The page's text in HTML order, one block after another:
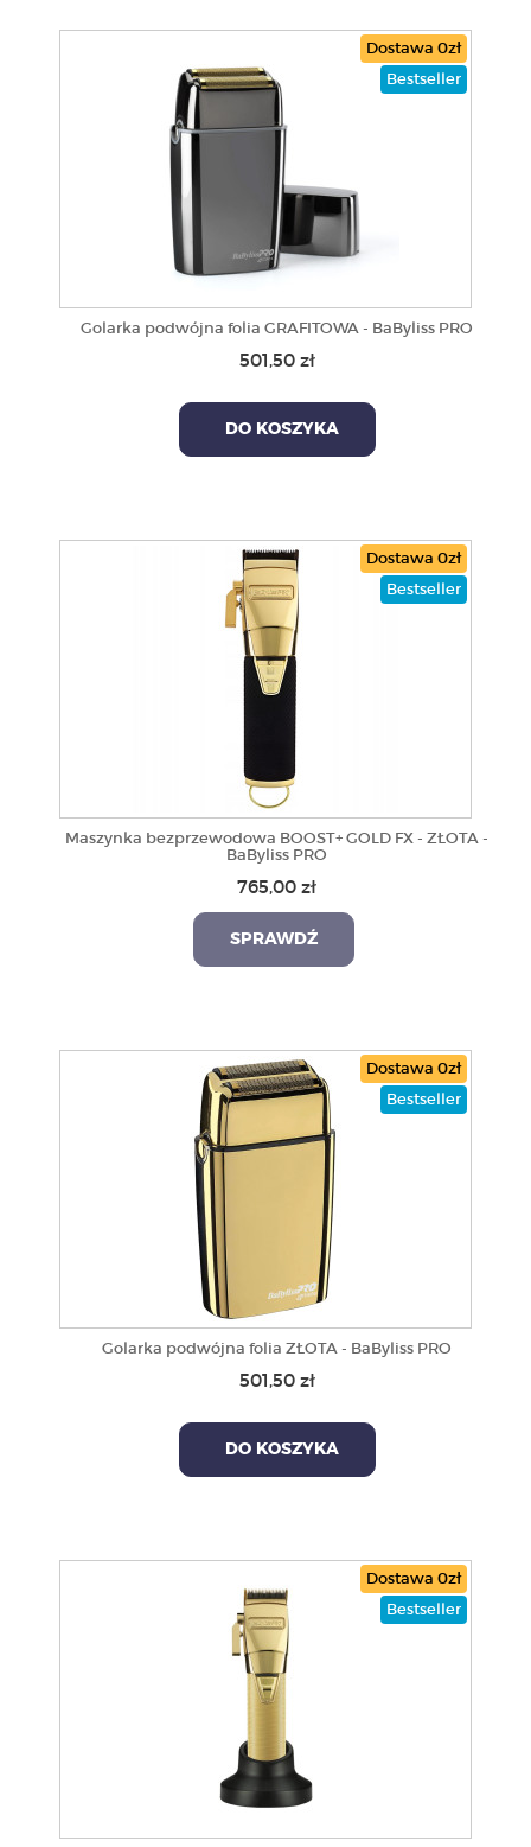
Dostawa 0zł
Bestseller
Golarka podwójna folia GRAFITOWA - BaByliss PRO
501,50 zł
DO KOSZYKA
Dostawa 0zł
Bestseller
Maszynka bezprzewodowa BOOST+ GOLD FX - ZŁOTA -
BaByliss PRO
765,00 zł
SPRAWDŹ
Dostawa 0zł
Bestseller
Golarka podwójna folia ZŁOTA - BaByliss PRO
501,50 zł
DO KOSZYKA
Dostawa 0zł
Bestseller